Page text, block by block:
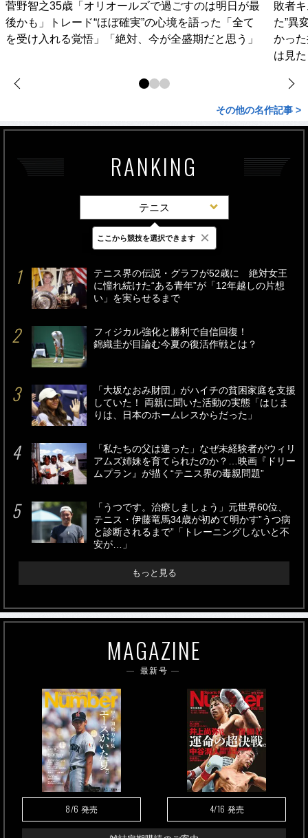
菅野智之35歳「オリオールズで過ごすのは明日が最
後かも」トレード“ほぼ確実”の心境を語った「全て
を受け入れる覚悟」「絶対、今が全盛期だと思う」
敗者
た”異
かっ
は見た
その他の名作記事 >
RANKING
テニス
最新 24時間 週間
テニス界の伝説・グラフが52歳に 絶対女王
に憧れ続けた“ある青年”が「12年越しの片想
い」を実らせるまで
フィジカル強化と勝利で自信回復！
錦織圭が目論む今夏の復活作戦とは？
「大坂なおみ財団」がハイチの貧困家庭を支援
していた！ 両親に聞いた活動の実態「はじま
りは、日本のホームレスからだった」
「私たちの父は違った」なぜ未経験者がウィリ
アムズ姉妹を育てられたのか？…映画『ドリー
ムプラン』が描く“テニス界の毒親問題”
「うつです。治療しましょう」元世界60位、
テニス・伊藤竜馬34歳が初めて明かす”うつ病
と診断されるまで”「トレーニングしないと不
安が…」
もっと見る
MAGAZINE
最新号
8/6 発売 4/16 発売
ここから競技を選択できます ×